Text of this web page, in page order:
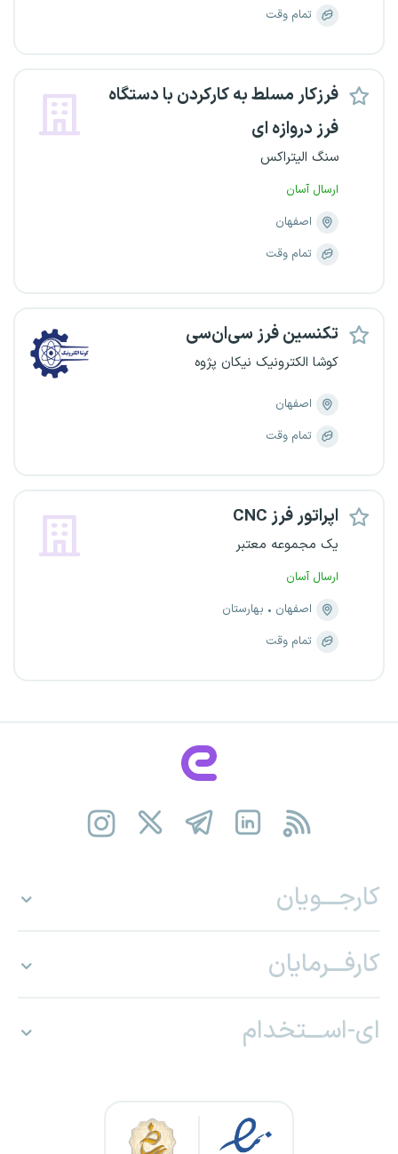
تمام وقت
فرزکار مسلط به کارکردن با دستگاه
فرز دروازه ای
سنگ الیتراکس
ارسال آسان
اصفهان
تمام وقت
تکنسین فرز سی‌ان‌سی
کوشا الکترونیک نیکان پژوه
اصفهان
تمام وقت
اپراتور فرز CNC
یک مجموعه معتبر
ارسال آسان
اصفهان
بهارستان
تمام وقت
کارجـــویان
کارفـــرمایان
ای-اســـتخدام